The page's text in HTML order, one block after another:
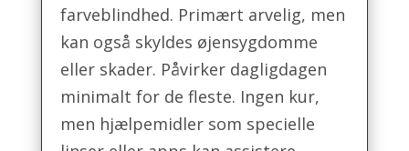
farveblindhed. Primært arvelig, men
kan også skyldes øjensygdomme
eller skader. Påvirker dagligdagen
minimalt for de fleste. Ingen kur,
men hjælpemidler som specielle